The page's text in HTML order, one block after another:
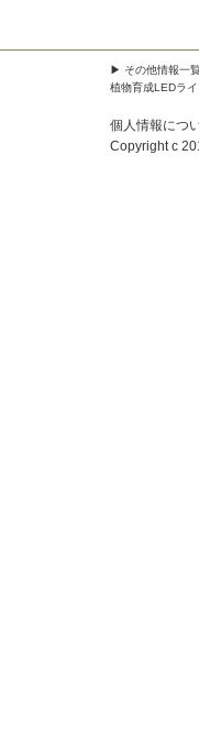
▶ その他情報一
植物育成LEDラ
個人情報につ
Copyright c